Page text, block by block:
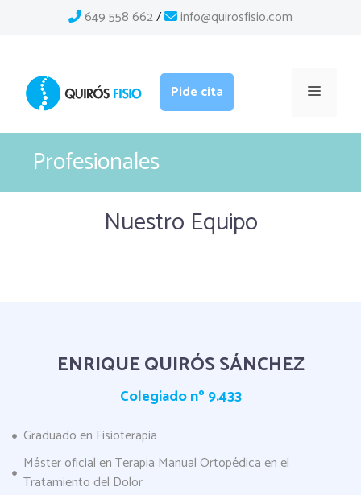
649 558 662/ info@quirosfisio.com
Pide cita Menú
Profesionales
Nuestro Equipo
ENRIQUE QUIRÓS SÁNCHEZ
Colegiado nº 9.433
Graduado en Fisioterapia
Máster oficial en Terapia Manual Ortopédica en el
Tratamiento del Dolor